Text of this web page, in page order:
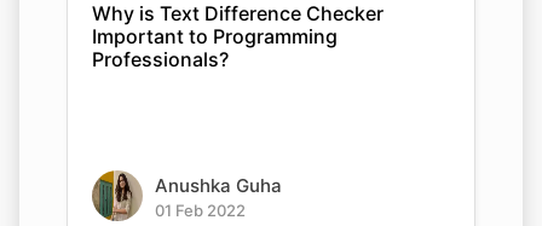
Why is Text Difference Checker
Important to Programming
Professionals?
Anushka Guha
01 Feb 2022